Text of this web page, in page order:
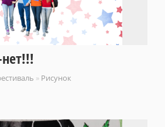
» Рисунок